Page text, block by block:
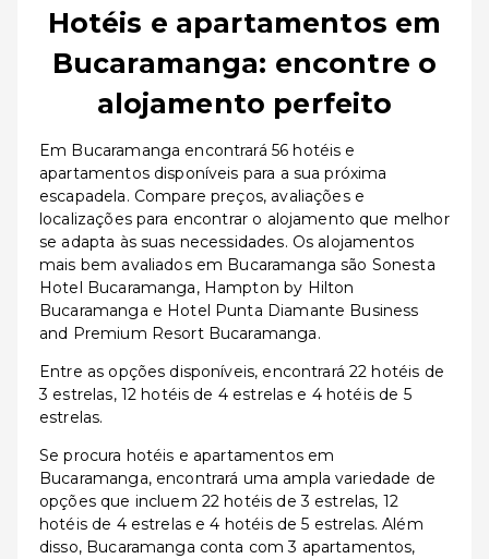
Hotéis e apartamentos em
Bucaramanga: encontre o
alojamento perfeito
Em Bucaramanga encontrará 56 hotéis e
apartamentos disponíveis para a sua próxima
escapadela. Compare preços, avaliações e
localizações para encontrar o alojamento que melhor
se adapta às suas necessidades. Os alojamentos
mais bem avaliados em Bucaramanga são Sonesta
Hotel Bucaramanga, Hampton by Hilton
Bucaramanga e Hotel Punta Diamante Business
and Premium Resort Bucaramanga.
Entre as opções disponíveis, encontrará 22 hotéis de
3 estrelas, 12 hotéis de 4 estrelas e 4 hotéis de 5
estrelas.
Se procura hotéis e apartamentos em
Bucaramanga, encontrará uma ampla variedade de
opções que incluem 22 hotéis de 3 estrelas, 12
hotéis de 4 estrelas e 4 hotéis de 5 estrelas. Além
disso, Bucaramanga conta com 3 apartamentos,